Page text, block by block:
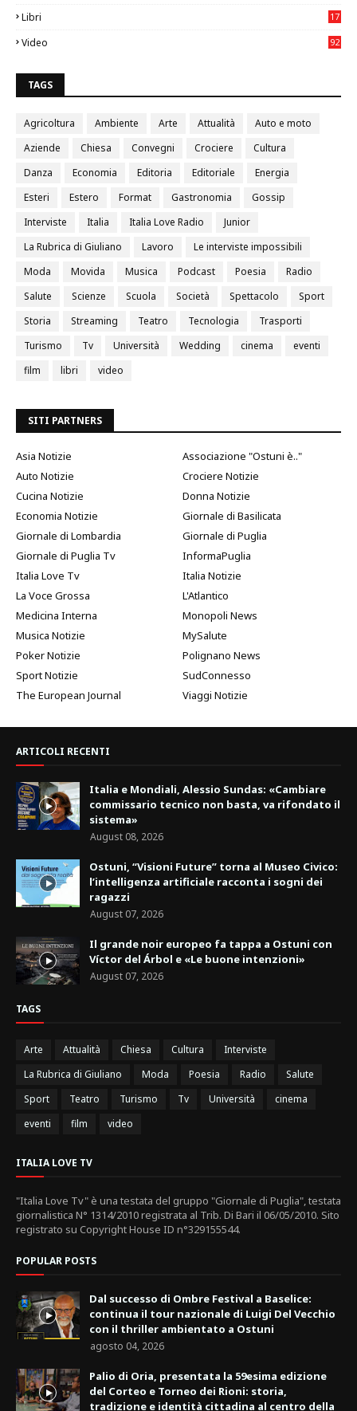
Libri
17
Video
92
TAGS
Agricoltura Ambiente Arte Attualità
Auto e moto
Aziende
Chiesa Convegni Crociere
Cultura
Danza
Economia Editoria Editoriale
Energia
Esteri
Estero Format Gastronomia
Gossip
Interviste
Italia Italia Love Radio
Junior
La Rubrica di Giuliano
Lavoro
Le interviste impossibili
Moda
Movida Musica Podcast Poesia
Radio
Salute
Scienze Scuola Società Spettacolo
Sport
Storia
Streaming Teatro Tecnologia
Trasporti
Turismo
Tv Università Wedding cinema
eventi
film
libri video
SITI PARTNERS
Asia Notizie
Associazione "Ostuni è.."
Auto Notizie
Crociere Notizie
Cucina Notizie
Donna Notizie
Economia Notizie
Giornale di Basilicata
Giornale di Lombardia
Giornale di Puglia
Giornale di Puglia Tv
InformaPuglia
Italia Love Tv
Italia Notizie
La Voce Grossa
L'Atlantico
Medicina Interna
Monopoli News
Musica Notizie
MySalute
Poker Notizie
Polignano News
Sport Notizie
SudConnesso
The European Journal
Viaggi Notizie
ARTICOLI RECENTI
Italia e Mondiali, Alessio Sundas: «Cambiare
commissario tecnico non basta, va rifondato il
sistema»
August 08, 2026
Ostuni, “Visioni Future” torna al Museo Civico:
l’intelligenza artificiale racconta i sogni dei
ragazzi
August 07, 2026
Il grande noir europeo fa tappa a Ostuni con
Víctor del Árbol e «Le buone intenzioni»
August 07, 2026
TAGS
Arte Attualità Chiesa Cultura
Interviste
La Rubrica di Giuliano
Moda Poesia Radio
Salute
Sport
Teatro Turismo Tv Università
cinema
eventi
film video
ITALIA LOVE TV
"Italia Love Tv" è una testata del gruppo "Giornale di Puglia", testata
giornalistica N° 1314/2010 registrata al Trib. Di Bari il 06/05/2010. Sito
registrato su Copyright House ID n°329155544.
POPULAR POSTS
Dal successo di Ombre Festival a Baselice:
continua il tour nazionale di Luigi Del Vecchio
con il thriller ambientato a Ostuni
agosto 04, 2026
Palio di Oria, presentata la 59esima edizione
del Corteo e Torneo dei Rioni: storia,
tradizione e identità cittadina al centro della